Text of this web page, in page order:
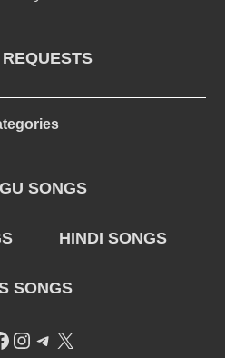
SONGS
HINDI SONGS
SONGS
Instagram
Telegram
X